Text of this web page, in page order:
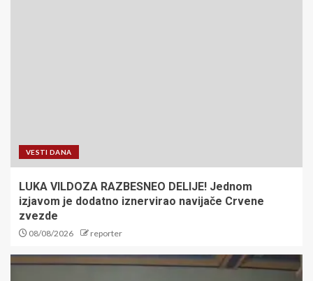
VESTI DANA
LUKA VILDOZA RAZBESNEO DELIJE! Jednom
izjavom je dodatno iznervirao navijače Crvene
zvezde
08/08/2026 reporter